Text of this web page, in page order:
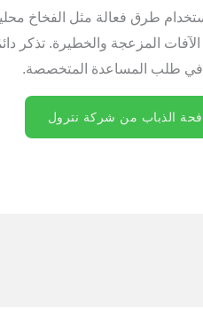
طرق فعالة مثل الفخاخ
المزعجة والخطيرة. تذكر
في طلب المساعدة المتخصصة.
الذباب من شركة نترول